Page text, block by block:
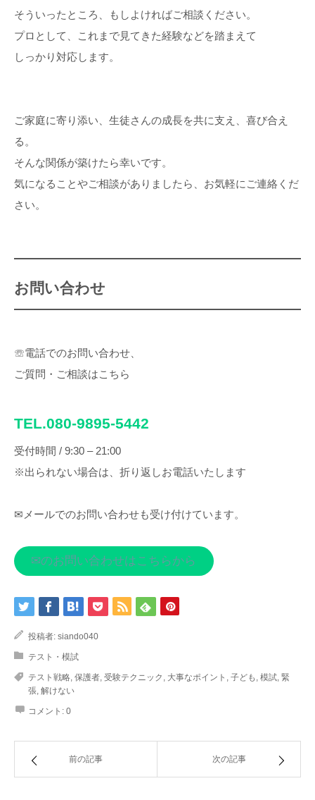
そういったところ、もしよければご相談ください。
プロとして、これまで見てきた経験などを踏まえて
しっかり対応します。
ご家庭に寄り添い、生徒さんの成長を共に支え、喜び合え
る。
そんな関係が築けたら幸いです。
気になることやご相談がありましたら、お気軽にご連絡くだ
さい。
お問い合わせ
☏電話でのお問い合わせ、
ご質問・ご相談はこちら
TEL.080-9895-5442
受付時間 / 9:30 – 21:00
※出られない場合は、折り返しお電話いたします
✉メールでのお問い合わせも受け付けています。
✉のお問い合わせはこちらから
投稿者: siando040
テスト・模試
テスト戦略, 保護者, 受験テクニック , 大事なポイント , 子ども , 模試, 緊
張, 解けない
コメント: 0
前の記事 次の記事